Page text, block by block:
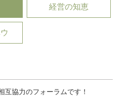
経営の知恵
協力のフォーラムです！